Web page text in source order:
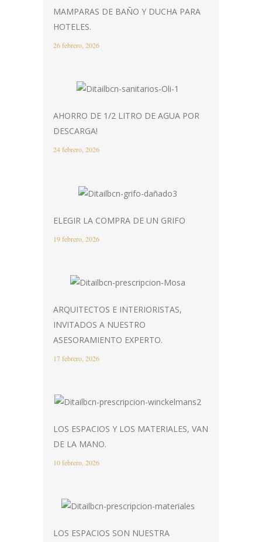
MAMPARAS DE BAÑO Y DUCHA PARA
HOTELES.
26 febrero, 2026
AHORRO DE 1/2 LITRO DE AGUA POR
DESCARGA!
24 febrero, 2026
ELEGIR LA COMPRA DE UN GRIFO
19 febrero, 2026
ARQUITECTOS E INTERIORISTAS,
INVITADOS A NUESTRO
ASESORAMIENTO EXPERTO.
17 febrero, 2026
LOS ESPACIOS Y LOS MATERIALES, VAN
DE LA MANO.
10 febrero, 2026
LOS ESPACIOS SON NUESTRA